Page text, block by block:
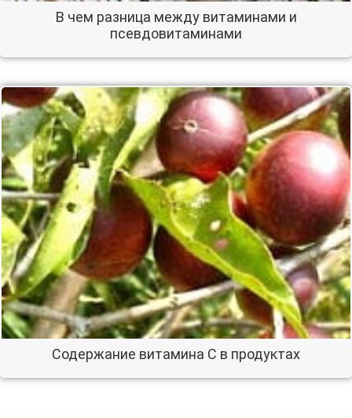
В чем разница между витаминами и
псевдовитаминами
Содержание витамина С в продуктах